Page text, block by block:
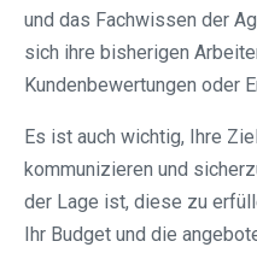
und das Fachwissen der
sich ihre bisherigen
Kundenbewertungen oder
Es ist auch wichtig, Ihre
kommunizieren und
der Lage ist, diese zu
Ihr Budget und die